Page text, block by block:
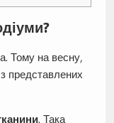
Тому на весну,
представлених
. Така